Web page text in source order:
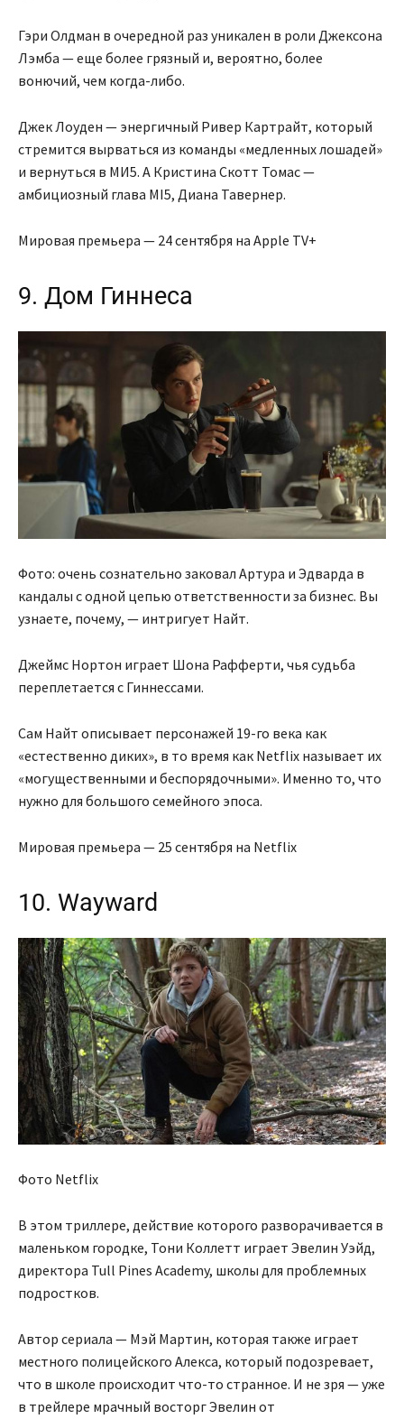
Гэри Олдман в очередной раз уникален в роли Джексона
Лэмба — еще более грязный и, вероятно, более
вонючий, чем когда-либо.
Джек Лоуден — энергичный Ривер Картрайт, который
стремится вырваться из команды «медленных лошадей»
и вернуться в МИ5. А Кристина Скотт Томас —
амбициозный глава MI5, Диана Тавернер.
Мировая премьера — 24 сентября на Apple TV+
9. Дом Гиннеса
Фото: очень сознательно заковал Артура и Эдварда в
кандалы с одной цепью ответственности за бизнес. Вы
узнаете, почему, — интригует Найт.
Джеймс Нортон играет Шона Рафферти, чья судьба
переплетается с Гиннессами.
Сам Найт описывает персонажей 19-го века как
«естественно диких», в то время как Netflix называет их
«могущественными и беспорядочными». Именно то, что
нужно для большого семейного эпоса.
Мировая премьера — 25 сентября на Netflix
10. Wayward
Фото Netflix
В этом триллере, действие которого разворачивается в
маленьком городке, Тони Коллетт играет Эвелин Уэйд,
директора Tull Pines Academy, школы для проблемных
подростков.
Автор сериала — Мэй Мартин, которая также играет
местного полицейского Алекса, который подозревает,
что в школе происходит что-то странное. И не зря — уже
в трейлере мрачный восторг Эвелин от